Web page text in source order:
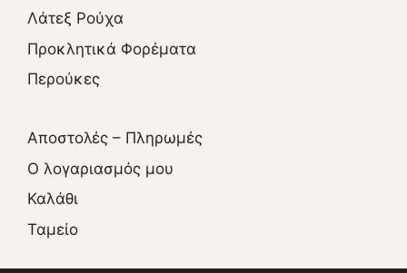
Λάτεξ Ρούχα
Προκλητικά Φορέματα
Περούκες
Αποστολές – Πληρωμές
O λογαριασμός μου
Καλάθι
Ταμείο